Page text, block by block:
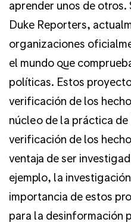
aprender unos de
Duke Reporters,
organizaciones
el mundo que
políticas. Estos
verificación de los
núcleo de la práctica
verificación de los
ventaja de ser
ejemplo, la
importancia de estos
para la desinformación